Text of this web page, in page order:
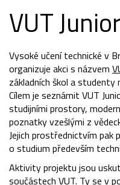
VUT Junior
Vysoké učení technické v
organizuje akci s názvem
základních škol a studenty
Cílem je seznámit VUT
studijními prostory,
poznatky vzešlými z
Jejich prostřednictvím pak
o studium především
Aktivity projektu jsou
součástech VUT. Ty se v